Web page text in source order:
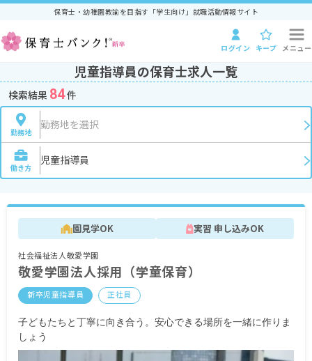
保育士・幼稚園教諭を目指す「学生向け」就職活動情報サイト
ログイン キープ メニュー
児童指導員の保育士求人一覧
検索結果 84件
勤務地
勤務地を選択
働き方
児童指導員
園見学OK 実習 申し込みOK
社会福祉法人敬愛学園
敬愛学園法人採用（学童保育）
新卒児童指導員 正社員
子どもたちと丁寧に向き合う。安心できる場所を一緒に作りま
しょう